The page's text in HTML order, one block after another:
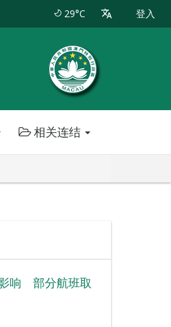
29°C 登入
相关连结
影响 部分航班取